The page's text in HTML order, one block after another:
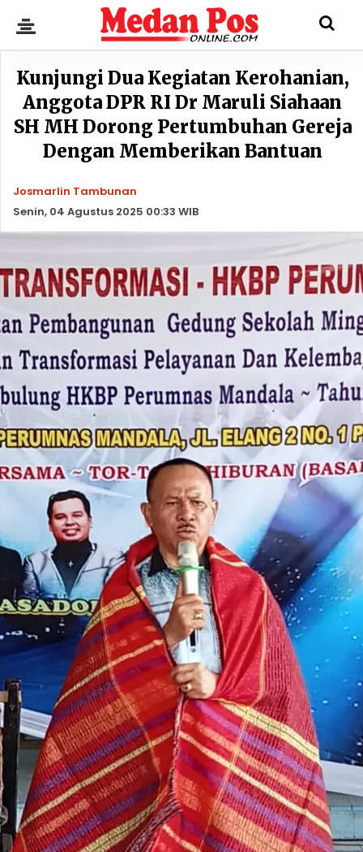
Kunjungi Dua Kegiatan Kerohanian,
Anggota DPR RI Dr Maruli Siahaan
SH MH Dorong Pertumbuhan Gereja
Dengan Memberikan Bantuan
Josmarlin Tambunan
Senin, 04 Agustus 2025 00:33 WIB